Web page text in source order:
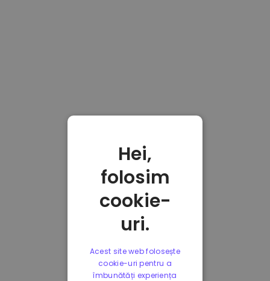
Hei,
folosim
cookie-
uri.
Acest site web folosește
cookie-uri pentru a
îmbunătăți experiența